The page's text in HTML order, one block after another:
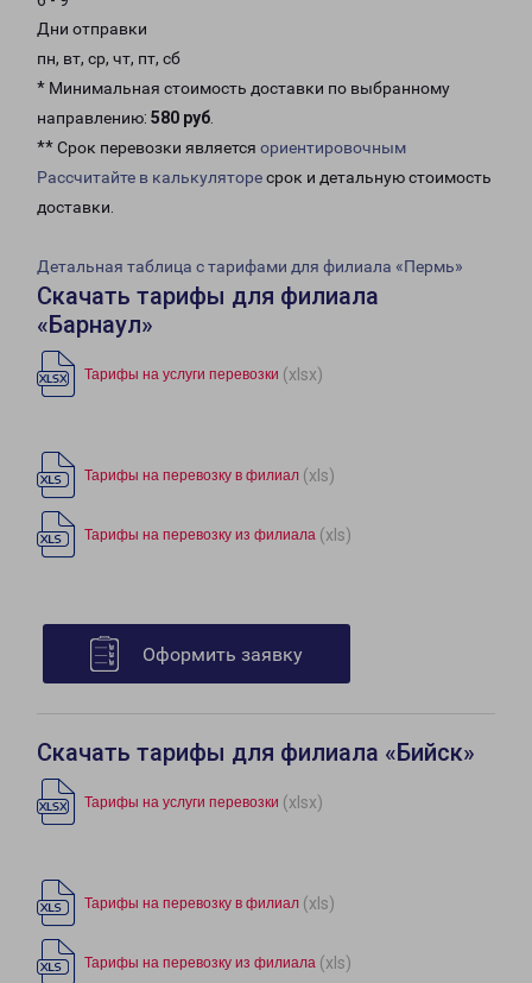
Дни отправки
пн, вт, ср, чт, пт, сб
* Минимальная стоимость доставки по выбранному
направлению: 580 руб.
** Срок перевозки является ориентировочным
Рассчитайте в калькуляторесрок и детальную стоимость
доставки.
Детальная таблица с тарифами для филиала «Пермь»
Скачать тарифы для филиала
«Барнаул»
Тарифы на услуги перевозки (xlsx)
Тарифы на перевозку в филиал (xls)
Тарифы на перевозку из филиала (xls)
Оформить заявку
Скачать тарифы для филиала «Бийск»
Тарифы на услуги перевозки (xlsx)
Тарифы на перевозку в филиал (xls)
Тарифы на перевозку из филиала (xls)